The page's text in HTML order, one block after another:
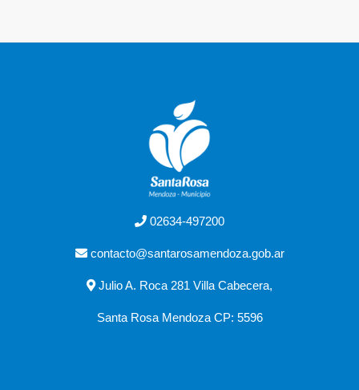
02634-497200
contacto@santarosamendoza.gob.ar
Julio A. Roca 281 Villa Cabecera,
Santa Rosa Mendoza CP: 5596